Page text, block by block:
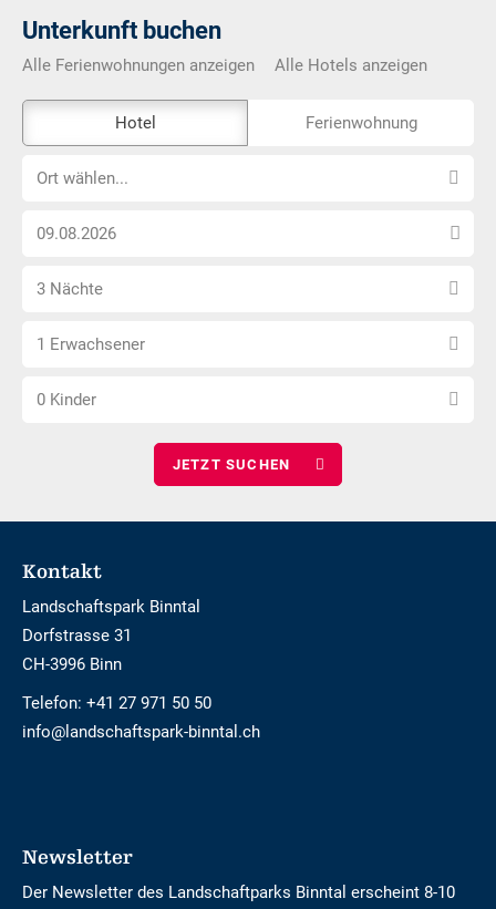
Unterkunft buchen
Alle Ferienwohnungen anzeigen Alle Hotels anzeigen
Externe-
Buchungstool
nicht
Hotel Ferienwohnung
OrtOrt wählen...
Anreise
wählen
Anzahl
wählen
3 Nächte
Anzahl
wählen
1 Erwachsener
Anzahl
0 Kinder
Footer
Kontakt
Landschaftspark Binntal
Dorfstrasse 31
CH-3996 Binn
Telefon: +41 27 971 50 50
info@landschaftspark-binntal.ch
Newsletter
Der Newsletter des Landschaftparks Binntal erscheint 8-10